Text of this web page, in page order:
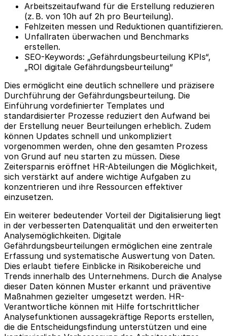
Arbeitszeitaufwand für die Erstellung reduzieren
(z. B. von 10h auf 2h pro Beurteilung).
Fehlzeiten messen und Reduktionen quantifizieren.
Unfallraten überwachen und Benchmarks
erstellen.
SEO-Keywords: „Gefährdungsbeurteilung KPIs“,
„ROI digitale Gefährdungsbeurteilung“
Dies ermöglicht eine deutlich schnellere und präzisere
Durchführung der Gefährdungsbeurteilung. Die
Einführung vordefinierter Templates und
standardisierter Prozesse reduziert den Aufwand bei
der Erstellung neuer Beurteilungen erheblich. Zudem
können Updates schnell und unkompliziert
vorgenommen werden, ohne den gesamten Prozess
von Grund auf neu starten zu müssen. Diese
Zeitersparnis eröffnet HR-Abteilungen die Möglichkeit,
sich verstärkt auf andere wichtige Aufgaben zu
konzentrieren und ihre Ressourcen effektiver
einzusetzen.
Ein weiterer bedeutender Vorteil der Digitalisierung liegt
in der verbesserten Datenqualität und den erweiterten
Analysemöglichkeiten. Digitale
Gefährdungsbeurteilungen ermöglichen eine zentrale
Erfassung und systematische Auswertung von Daten.
Dies erlaubt tiefere Einblicke in Risikobereiche und
Trends innerhalb des Unternehmens. Durch die Analyse
dieser Daten können Muster erkannt und präventive
Maßnahmen gezielter umgesetzt werden. HR-
Verantwortliche können mit Hilfe fortschrittlicher
Analysefunktionen aussagekräftige Reports erstellen,
die die Entscheidungsfindung unterstützen und eine